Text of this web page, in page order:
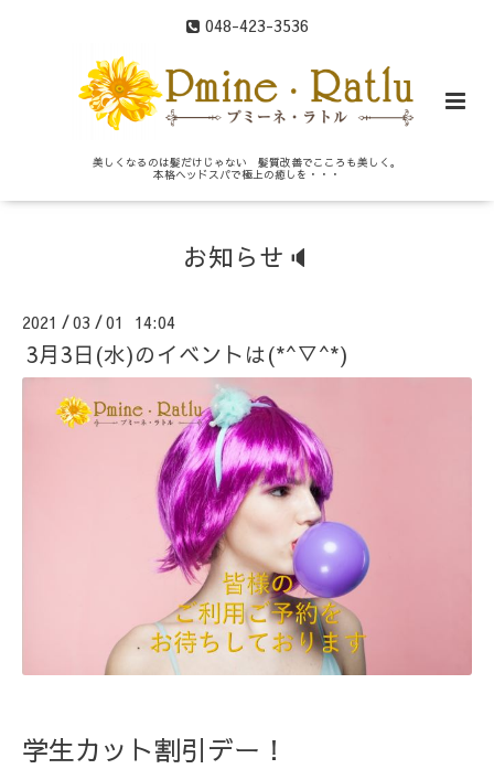
048-423-3536
美しくなるのは髪だけじゃない 髪質改善でこころも美しく。
本格ヘッドスパで極上の癒しを・・・
お知らせ🔈
2021 /03 /01 14:04
3月3日(水)のイベントは(*^▽^*)
学生カット割引デー！